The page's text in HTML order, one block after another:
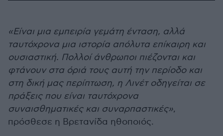
«Είναι μια εμπειρία γεμάτη ένταση, αλλά
ταυτόχρονα μια ιστορία απόλυτα επίκαιρη και
ουσιαστική. Πολλοί άνθρωποι πιέζονται και
φτάνουν στα όριά τους αυτή την περίοδο και
στη δική μας περίπτωση, η Λινέτ οδηγείται σε
πράξεις που είναι ταυτόχρονα
συναισθηματικές και συναρπαστικές»,
πρόσθεσε η Βρετανίδα ηθοποιός.